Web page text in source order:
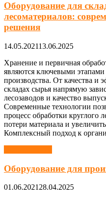
Оборудование для
лесоматериалов:
решения
14.05.202113.06.2025
Хранение и первичная
являются ключевыми этапами
производства. От качества и
складах сырья напрямую
лесозаводов и качество
Современные технологии
процесс обработки круглого
потери материала и
Комплексный подход к
Оборудование для
01.06.202128.04.2025